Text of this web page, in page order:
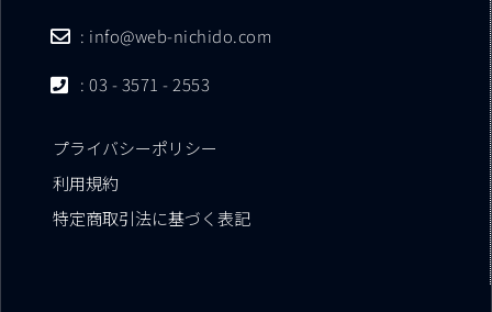
: info@web-nichido.com
: 03 - 3571 - 2553
プライバシーポリシー
利用規約
特定商取引法に基づく表記